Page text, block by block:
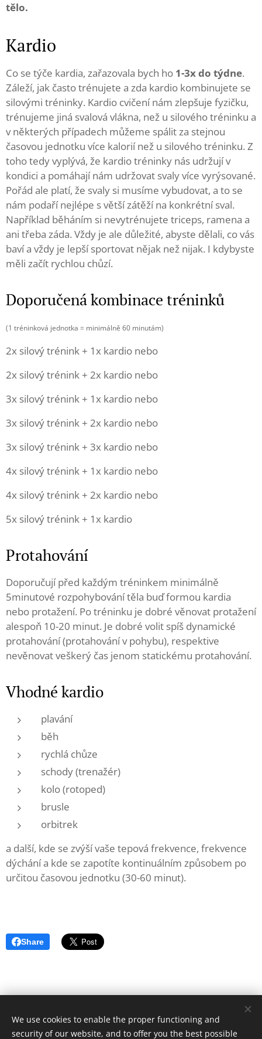
tělo.
Kardio
Co se týče kardia, zařazovala bych ho 1-3x do týdne.
Záleží, jak často trénujete a zda kardio kombinujete se
silovými tréninky. Kardio cvičení nám zlepšuje fyzičku,
trénujeme jiná svalová vlákna, než u silového tréninku a
v některých případech můžeme spálit za stejnou
časovou jednotku více kalorií než u silového tréninku. Z
toho tedy vyplývá, že kardio tréninky nás udržují v
kondici a pomáhají nám udržovat svaly více vyrýsované.
Pořád ale platí, že svaly si musíme vybudovat, a to se
nám podaří nejlépe s větší zátěží na konkrétní sval.
Například běháním si nevytrénujete triceps, ramena a
ani třeba záda. Vždy je ale důležité, abyste dělali, co vás
baví a vždy je lepší sportovat nějak než nijak. I kdybyste
měli začít rychlou chůzí.
Doporučená kombinace tréninků
(1 tréninková jednotka = minimálně 60 minutám)
2x silový trénink + 1x kardio nebo
2x silový trénink + 2x kardio nebo
3x silový trénink + 1x kardio nebo
3x silový trénink + 2x kardio nebo
3x silový trénink + 3x kardio nebo
4x silový trénink + 1x kardio nebo
4x silový trénink + 2x kardio nebo
5x silový trénink + 1x kardio
Protahování
Doporučují před každým tréninkem minimálně
5minutové rozpohybování těla buď formou kardia
nebo protažení. Po tréninku je dobré věnovat protažení
alespoň 10-20 minut. Je dobré volit spíš dynamické
protahování (protahování v pohybu), respektive
nevěnovat veškerý čas jenom statickému protahování.
Vhodné kardio
plavání
běh
rychlá chůze
schody (trenažér)
kolo (rotoped)
brusle
orbitrek
a další, kde se zvýší vaše tepová frekvence, frekvence
dýchání a kde se zapotíte kontinuálním způsobem po
určitou časovou jednotku (30-60 minut).
Share
© 2019 Ester Marečková (Estermareckova@gmail.com),
Českomoravská 2420/15a, FORMFACTORY
We use cookies to enable the proper functioning and
security of our website, and to offer you the best possible